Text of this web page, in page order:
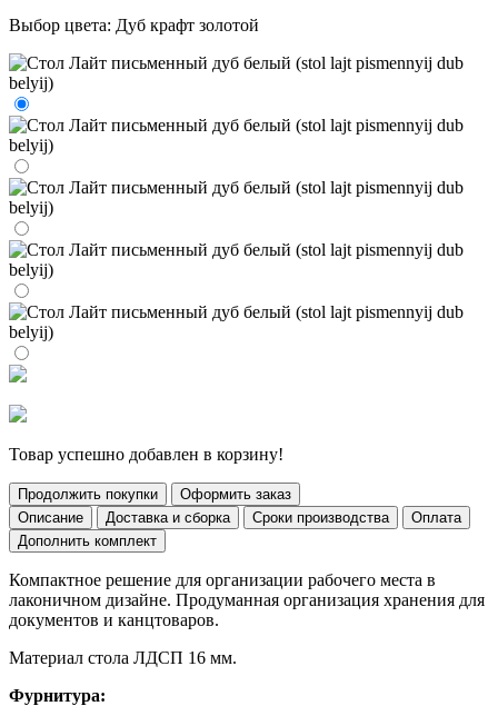
Выбор цвета: Дуб крафт золотой
Товар успешно добавлен в корзину!
Продолжить покупки
Оформить заказ
Описание
Доставка и сборка Сроки производства
Оплата
Дополнить комплект
Компактное решение для организации рабочего места в
лаконичном дизайне. Продуманная организация хранения для
документов и канцтоваров.
Материал стола ЛДСП 16 мм.
Фурнитура: